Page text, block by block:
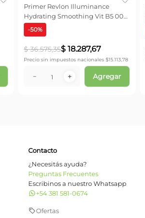
Primer Revlon Illuminance
Hydrating Smoothing Vit B5 001
x 28 ml
-50%
$ 36.575,35$ 18.287,67
Precio sin impuestos nacionales $15.113,78
＋
－ Agregar
Contacto
¿Necesitás ayuda?
Preguntas Frecuentes
Escribinos a nuestro Whatsapp
+54 381 581-0674
Ofertas